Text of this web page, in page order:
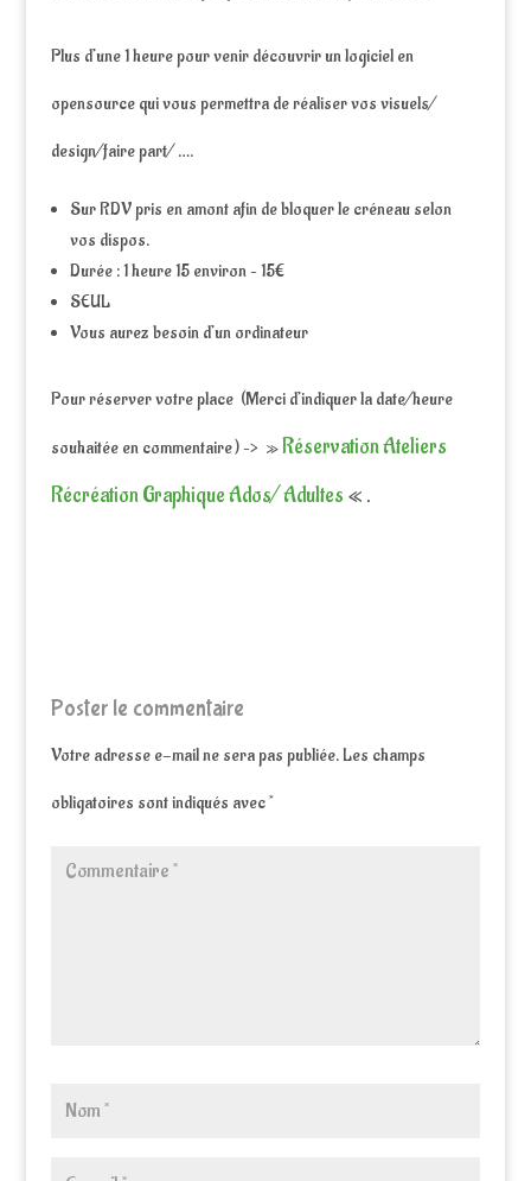
Plus d’une 1 heure pour venir découvrir un logiciel en
opensource qui vous permettra de réaliser vos visuels/
design/faire part/ ….
Sur RDV pris en amont afin de bloquer le créneau selon
vos dispos.
Durée : 1 heure 15 environ – 15€
SEUL
Vous aurez besoin d’un ordinateur
Pour réserver votre place (Merci d’indiquer la date/heure
souhaitée en commentaire ) –> »Réservation Ateliers
Récréation Graphique Ados/ Adultes « .
Poster le commentaire
Votre adresse e-mail ne sera pas publiée.Les champs
obligatoires sont indiqués avec*